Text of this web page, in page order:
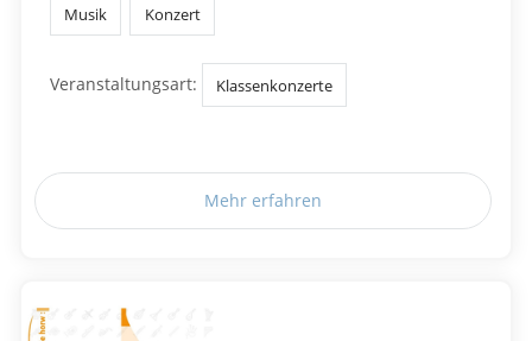
Musik Konzert
Veranstaltungsart: Klassenkonzerte
Mehr erfahren